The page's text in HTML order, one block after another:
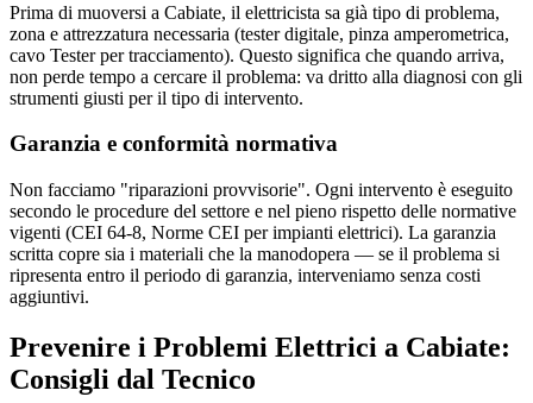
Prima di muoversi a Cabiate, il elettricista sa già tipo di problema,
zona e attrezzatura necessaria (tester digitale, pinza amperometrica,
cavo Tester per tracciamento). Questo significa che quando arriva,
non perde tempo a cercare il problema: va dritto alla diagnosi con gli
strumenti giusti per il tipo di intervento.
Garanzia e conformità normativa
Non facciamo "riparazioni provvisorie". Ogni intervento è eseguito
secondo le procedure del settore e nel pieno rispetto delle normative
vigenti (CEI 64-8, Norme CEI per impianti elettrici). La garanzia
scritta copre sia i materiali che la manodopera — se il problema si
ripresenta entro il periodo di garanzia, interveniamo senza costi
aggiuntivi.
Prevenire i Problemi Elettrici a Cabiate:
Consigli dal Tecnico